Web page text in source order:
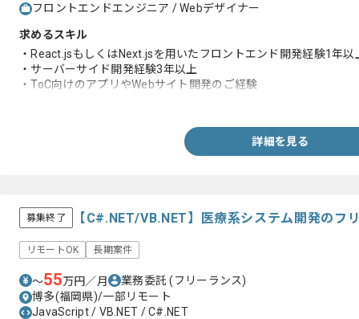
フロントエンドエンジニア / Webデザイナー
求めるスキル
・React.jsもしくはNext.jsを用いたフロントエンド開発経験1年以
・サーバーサイド開発経験3年以上
・ToC向けのアプリやWebサイト開発のご経験
詳細を見る
募集終了 【C#.NET/VB.NET】医療系システム開発のフ
リモートOK 長期案件
〜55万円／月 業務委託(フリーランス)
博多(福岡県)/一部リモート
JavaScript / VB.NET / C#.NET